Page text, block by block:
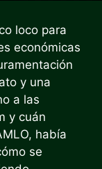
loco para
económicas
y una
a las
y cuán
había
se